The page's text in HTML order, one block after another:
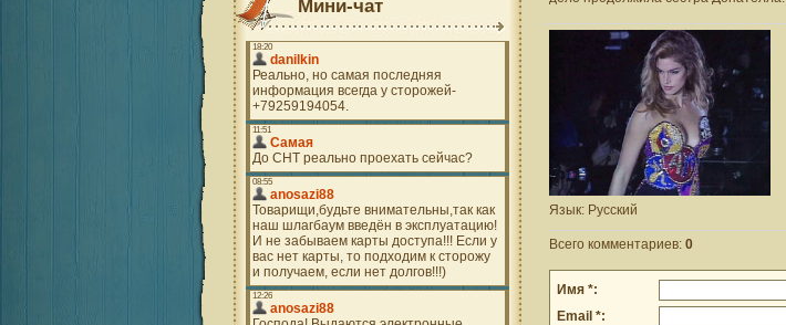
Язык: Русский
Всего комментариев: 0
Имя *:
Email *:
Мини-чат